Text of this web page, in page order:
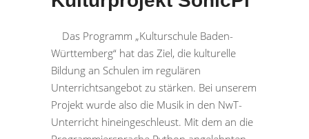
Das Programm „Kulturschule Baden-
Württemberg“ hat das Ziel, die kulturelle
Bildung an Schulen im regulären
Unterrichtsangebot zu stärken. Bei unserem
Projekt wurde also die Musik in den NwT-
Unterricht hineingeschleust. Mit dem an die